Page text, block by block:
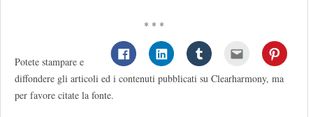
* * *
Potete stampare e
diffondere gli articoli ed i contenuti pubblicati su Clearharmony, ma
per favore citate la fonte.